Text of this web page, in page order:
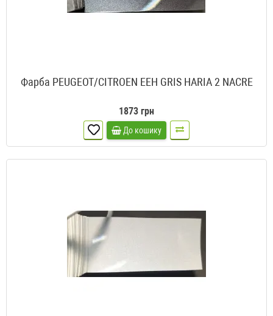
Фарба PEUGEOT/CITROEN EEH GRIS HARIA 2 NACRE
1873 грн
До кошику